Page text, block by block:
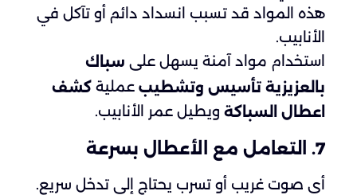
هذه المواد قد تسبب انسداد دائم أو تآكل في
الأنابيب.
استخدام مواد آمنة يسهل على سباك
بالعزيزية تأسيس وتشطيب عملية كشف
اعطال السباكة ويطيل عمر الأنابيب.
7. التعامل مع الأعطال بسرعة
أي صوت غريب أو تسرب يحتاج إلى تدخل سريع.